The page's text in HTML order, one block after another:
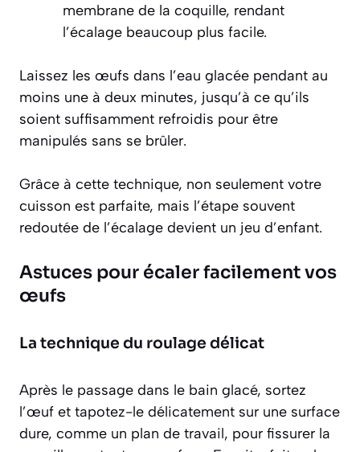
membrane de la coquille, rendant
l’écalage beaucoup plus facile.
Laissez les œufs dans l’eau glacée pendant au
moins une à deux minutes, jusqu’à ce qu’ils
soient suffisamment refroidis pour être
manipulés sans se brûler.
Grâce à cette technique, non seulement votre
cuisson est parfaite, mais l’étape souvent
redoutée de l’écalage devient un jeu d’enfant.
Astuces pour écaler facilement vos
œufs
La technique du roulage délicat
Après le passage dans le bain glacé, sortez
l’œuf et tapotez-le délicatement sur une surface
dure, comme un plan de travail, pour fissurer la